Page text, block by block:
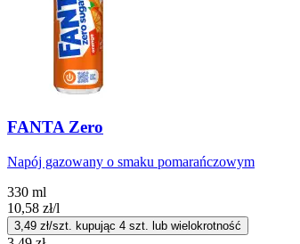
FANTA Zero
Napój gazowany o smaku pomarańczowym
330 ml
10,58 zł/l
3,49 zł/szt. kupując 4 szt. lub wielokrotność